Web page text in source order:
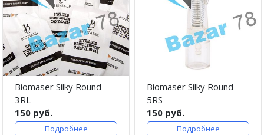
Biomaser Silky Round
3RL
150 руб.
Подробнее
Biomaser Silky Round
5RS
150 руб.
Подробнее